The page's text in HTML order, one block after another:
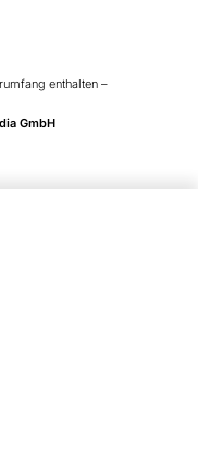
enthalten –
GmbH